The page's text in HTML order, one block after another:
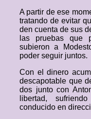
A partir de ese
tratando de evitar
den cuenta de sus
las pruebas que
subieron a
poder seguir juntos.
Con el dinero
descapotable que
dos junto con
libertad,
conducido en